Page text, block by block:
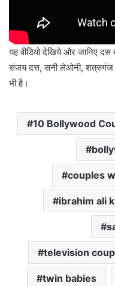
यह वीडियो देखिये और जानिए
संजय दत्त, सनी लेओनी, शत्रुगंज
भी है।
10 Bollywood
couples
ibrahim ali
television
twin babies